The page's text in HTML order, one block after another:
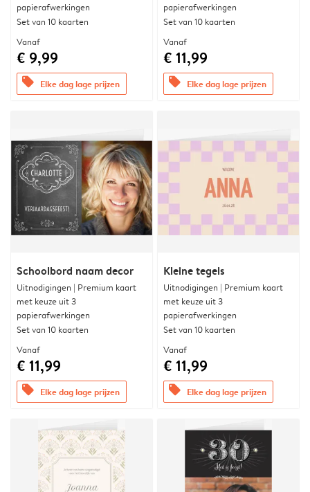
papierafwerkingen
Set van 10 kaarten
Vanaf
€ 9,99
offers Elke dag lage prijzen
papierafwerkingen
Set van 10 kaarten
Vanaf
€ 11,99
offers Elke dag lage prijzen
Schoolbord naam decor
Uitnodigingen | Premium kaart
met keuze uit 3
papierafwerkingen
Set van 10 kaarten
Vanaf
€ 11,99
offers Elke dag lage prijzen
Kleine tegels
Uitnodigingen | Premium kaart
met keuze uit 3
papierafwerkingen
Set van 10 kaarten
Vanaf
€ 11,99
offers Elke dag lage prijzen